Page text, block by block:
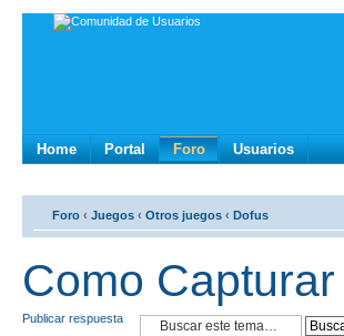
Home Portal Foro Usuarios
Foro ‹ Juegos ‹ Otros juegos ‹ Dofus
Como
Publicar respuesta